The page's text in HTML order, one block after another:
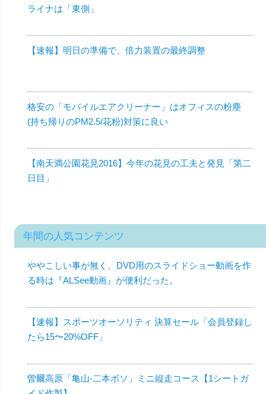
ライナは「東側」
【速報】明日の準備で、倍力装置の最終調整
格安の「モバイルエアクリーナー」はオフィスの粉塵
(持ち帰りのPM2.5/花粉)対策に良い
【南天満公園花見2016】今年の花見の工夫と発見「第二
日目」
年間の人気コンテンツ
ややこしい事が無く、DVD用のスライドショー動画を作
る時は『ALSee動画』が便利だった。
【速報】スポーツオーソリティ 決算セール「会員登録し
たら15〜20%OFF」
曽爾高原「亀山-二本ボソ」ミニ縦走コース【1シートガ